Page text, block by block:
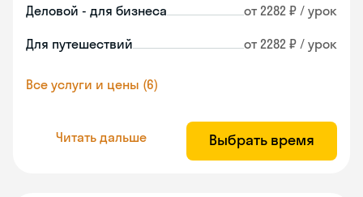
Деловой - для бизнеса от 2282 ₽ / урок
Для путешествий от 2282 ₽ / урок
Все услуги и цены (6)
Читать дальше Выбрать время